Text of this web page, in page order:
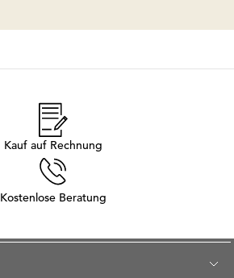
Kauf auf Rechnung
Kostenlose Beratung